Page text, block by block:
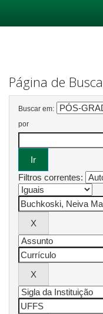
Página de Busca
Buscar em:
por
Filtros correntes: